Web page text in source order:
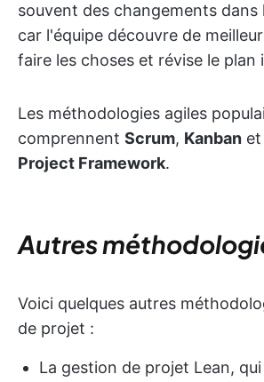
souvent des changements dans
car l'équipe découvre de
faire les choses et révise le plan
Les méthodologies agiles
comprennent Scrum, Kanban et
Project Framework.
Autres
Voici quelques autres
de projet :
La gestion de projet Lean,